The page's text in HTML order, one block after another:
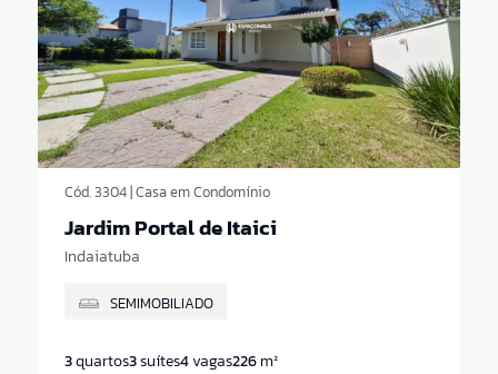
Cód. 3304 | Casa em Condomínio
Jardim Portal de Itaici
Indaiatuba
SEMIMOBILIADO
3quartos3suítes4vagas226m²